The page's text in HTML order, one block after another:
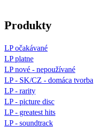
Produkty
LP očakávané
LP platne
LP nové - nepoužívané
LP - SK/CZ - domáca tvorba
LP - rarity
LP - picture disc
LP - greatest hits
LP - soundtrack